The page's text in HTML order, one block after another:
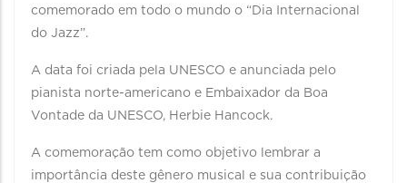
comemorado em todo o mundo o “Dia Internacional
do Jazz”.
A data foi criada pela UNESCO e anunciada pelo
pianista norte-americano e Embaixador da Boa
Vontade da UNESCO, Herbie Hancock.
A comemoração tem como objetivo lembrar a
importância deste gênero musical e sua contribuição